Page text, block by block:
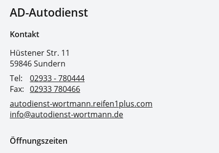
AD-Autodienst
Kontakt
Hüstener Str. 11
59846 Sundern
Tel:
02933 - 780444
Fax: 02933 780466
autodienst-wortmann.reifen1plus.com
info@autodienst-wortmann.de
Öffnungszeiten